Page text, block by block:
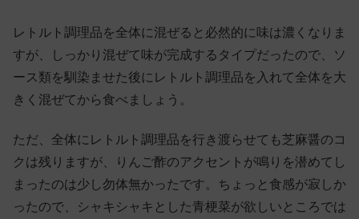
レトルト調理品を全体に混ぜると必然的に味は濃くなりま
すが、しっかり混ぜて味が完成するタイプだったので、ソ
ース類を馴染ませた後にレトルト調理品を入れて全体を大
きく混ぜてから食べましょう。
ただ、全体にレトルト調理品を行き渡らせても芝麻醤のコ
クは残りますが、りんご酢のアクセントが鳴りを潜めてし
まったのは少し勿体無かったです。ちょっと食感が寂しか
ったので、シャキシャキとした青梗菜が欲しいところでは